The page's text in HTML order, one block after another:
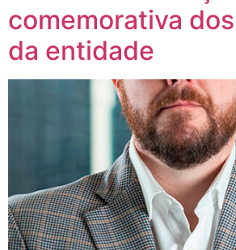
comemorativa
da entidade